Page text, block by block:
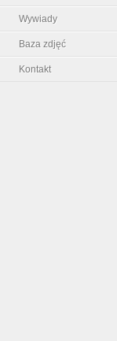
Wywiady
Baza zdjęć
Kontakt